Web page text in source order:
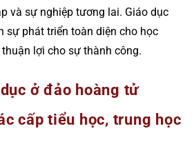
và sự nghiệp tương lai. Giáo dục
sự phát triển toàn diện cho học
lợi cho sự thành công.
ở đảo hoàng tử
cấp tiểu học, trung học